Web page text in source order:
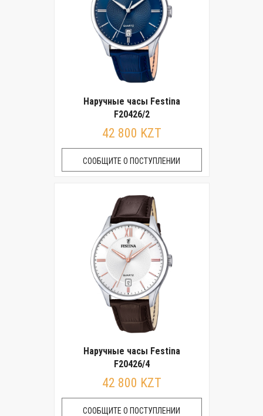
Наручные часы Festina
F20426/2
42 800 KZT
СООБЩИТЕ О ПОСТУПЛЕНИИ
Наручные часы Festina
F20426/4
42 800 KZT
СООБЩИТЕ О ПОСТУПЛЕНИИ